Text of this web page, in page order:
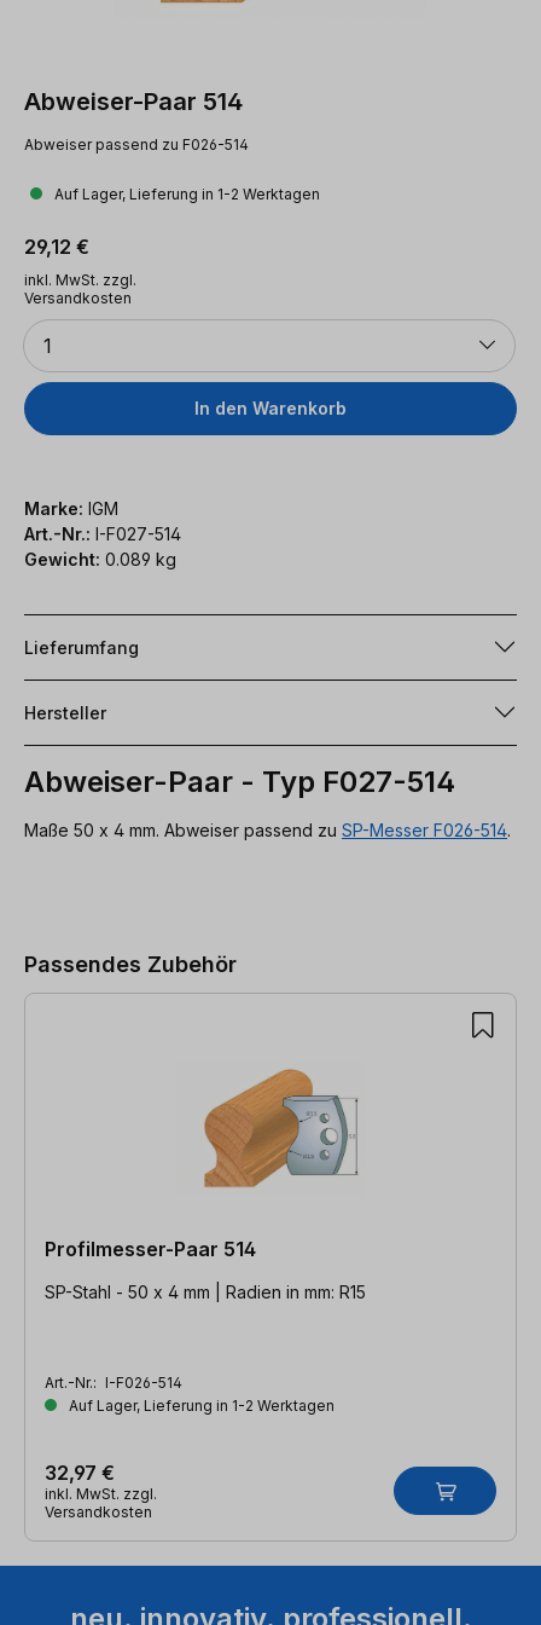
Abweiser-Paar 514
Abweiser passend zu F026-514
Auf Lager, Lieferung in 1-2 Werktagen
Regulärer Preis:
29,12 €
inkl. MwSt. zzgl.
Versandkosten
Anzahl
1
In den Warenkorb
Marke: IGM
Art.-Nr.: I-F027-514
Gewicht: 0.089 kg
Lieferumfang
Hersteller
Abweiser-Paar - Typ F027-514
Maße 50 x 4 mm. Abweiser passend zu SP-Messer F026-514.
Passendes Zubehör
Profilmesser-Paar 514
SP-Stahl - 50 x 4 mm | Radien in mm: R15
Art.-Nr.: I-F026-514
Auf Lager, Lieferung in 1-2 Werktagen
32,97 €
inkl. MwSt. zzgl.
Versandkosten